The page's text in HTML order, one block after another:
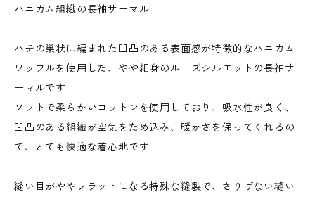
ハニカム組織の長袖サーマル
ハチの巣状に編まれた凹凸のある表面感が特徴的なハニカム
ワッフルを使用した、やや細身のルーズシルエットの長袖サ
ーマルです
ソフトで柔らかいコットンを使用しており、吸水性が良く、
凹凸のある組織が空気をため込み、暖かさを保ってくれるの
で、とても快適な着心地です
縫い目がややフラットになる特殊な縫製で、さりげない縫い